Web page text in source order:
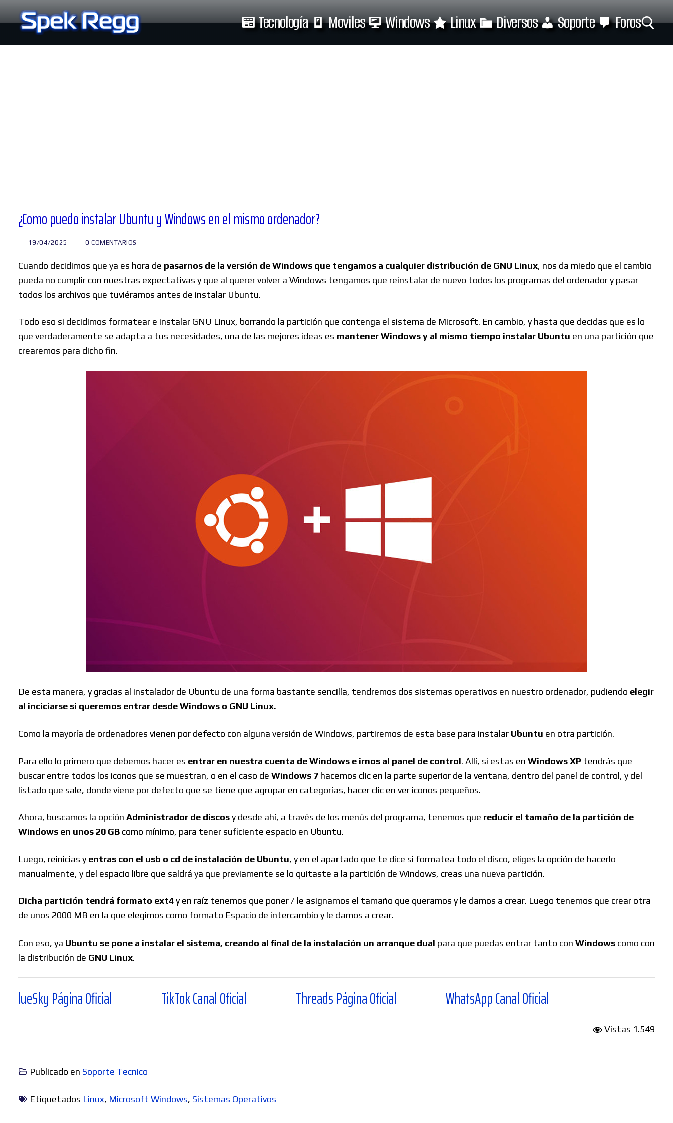
al
contenido
Tecnología Moviles Windows Linux Diversos Soporte Foros
Foros
Buscar:
¿Como puedo instalar Ubuntu y Windows en el mismo ordenador?
19/04/2025 0 COMENTARIOS
Cuando decidimos que ya es hora de pasarnos de la versión de Windows que tengamos a cualquier distribución de GNU Linux, nos da miedo que el cambio
pueda no cumplir con nuestras expectativas y que al querer volver a Windows tengamos que reinstalar de nuevo todos los programas del ordenador y pasar
todos los archivos que tuviéramos antes de instalar Ubuntu.
Todo eso si decidimos formatear e instalar GNU Linux, borrando la partición que contenga el sistema de Microsoft. En cambio, y hasta que decidas que es lo
que verdaderamente se adapta a tus necesidades, una de las mejores ideas es mantener Windows y al mismo tiempo instalar Ubuntu en una partición que
crearemos para dicho fin.
De esta manera, y gracias al instalador de Ubuntu de una forma bastante sencilla, tendremos dos sistemas operativos en nuestro ordenador, pudiendo elegir
al inciciarse si queremos entrar desde Windows o GNU Linux.
Como la mayoría de ordenadores vienen por defecto con alguna versión de Windows, partiremos de esta base para instalar Ubuntu en otra partición.
Para ello lo primero que debemos hacer es entrar en nuestra cuenta de Windows e irnos al panel de control. Allí, si estas en Windows XP tendrás que
buscar entre todos los iconos que se muestran, o en el caso de Windows 7 hacemos clic en la parte superior de la ventana, dentro del panel de control, y del
listado que sale, donde viene por defecto que se tiene que agrupar en categorías, hacer clic en ver iconos pequeños.
Ahora, buscamos la opción Administrador de discosy desde ahí, a través de los menús del programa, tenemos que reducir el tamaño de la partición de
Windows en unos 20 GB como mínimo, para tener suficiente espacio en Ubuntu.
Luego, reinicias y entras con el usb o cd de instalación de Ubuntu, y en el apartado que te dice si formatea todo el disco, eliges la opción de hacerlo
manualmente, y del espacio libre que saldrá ya que previamente se lo quitaste a la partición de Windows, creas una nueva partición.
Dicha partición tendrá formato ext4y en raíz tenemos que poner / le asignamos el tamaño que queramos y le damos a crear. Luego tenemos que crear otra
de unos 2000 MB en la que elegimos como formato Espacio de intercambio y le damos a crear.
Con eso, ya Ubuntu se pone a instalar el sistema, creando al final de la instalación un arranque dual para que puedas entrar tanto con Windows como con
la distribución de GNU Linux.
Oficial TikTok Canal Oficial Threads Página Oficial WhatsApp Canal Oficial
Vistas 1.549
Publicado en Soporte Tecnico
Etiquetados Linux, Microsoft Windows, Sistemas Operativos